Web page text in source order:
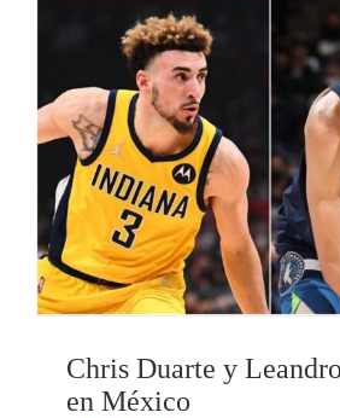
Chris Duarte y
en México